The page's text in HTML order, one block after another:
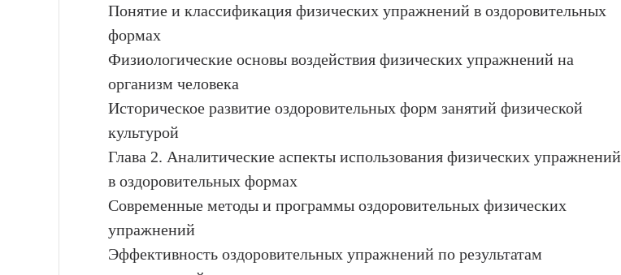
Понятие и классификация физических упражнений в оздоровительных
формах
Физиологические основы воздействия физических упражнений на
организм человека
Историческое развитие оздоровительных форм занятий физической
культурой
Глава 2. Аналитические аспекты использования физических упражнений
в оздоровительных формах
Современные методы и программы оздоровительных физических
упражнений
Эффективность оздоровительных упражнений по результатам